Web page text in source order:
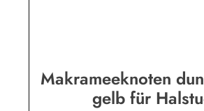
Makrameeknoten
gelb für